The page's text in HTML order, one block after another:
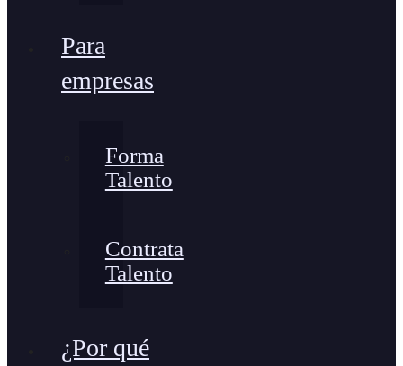
Para
empresas
Forma
Talento
Contrata
Talento
¿Por qué